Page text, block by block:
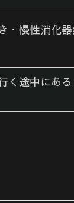
慢性消化
途中にあ